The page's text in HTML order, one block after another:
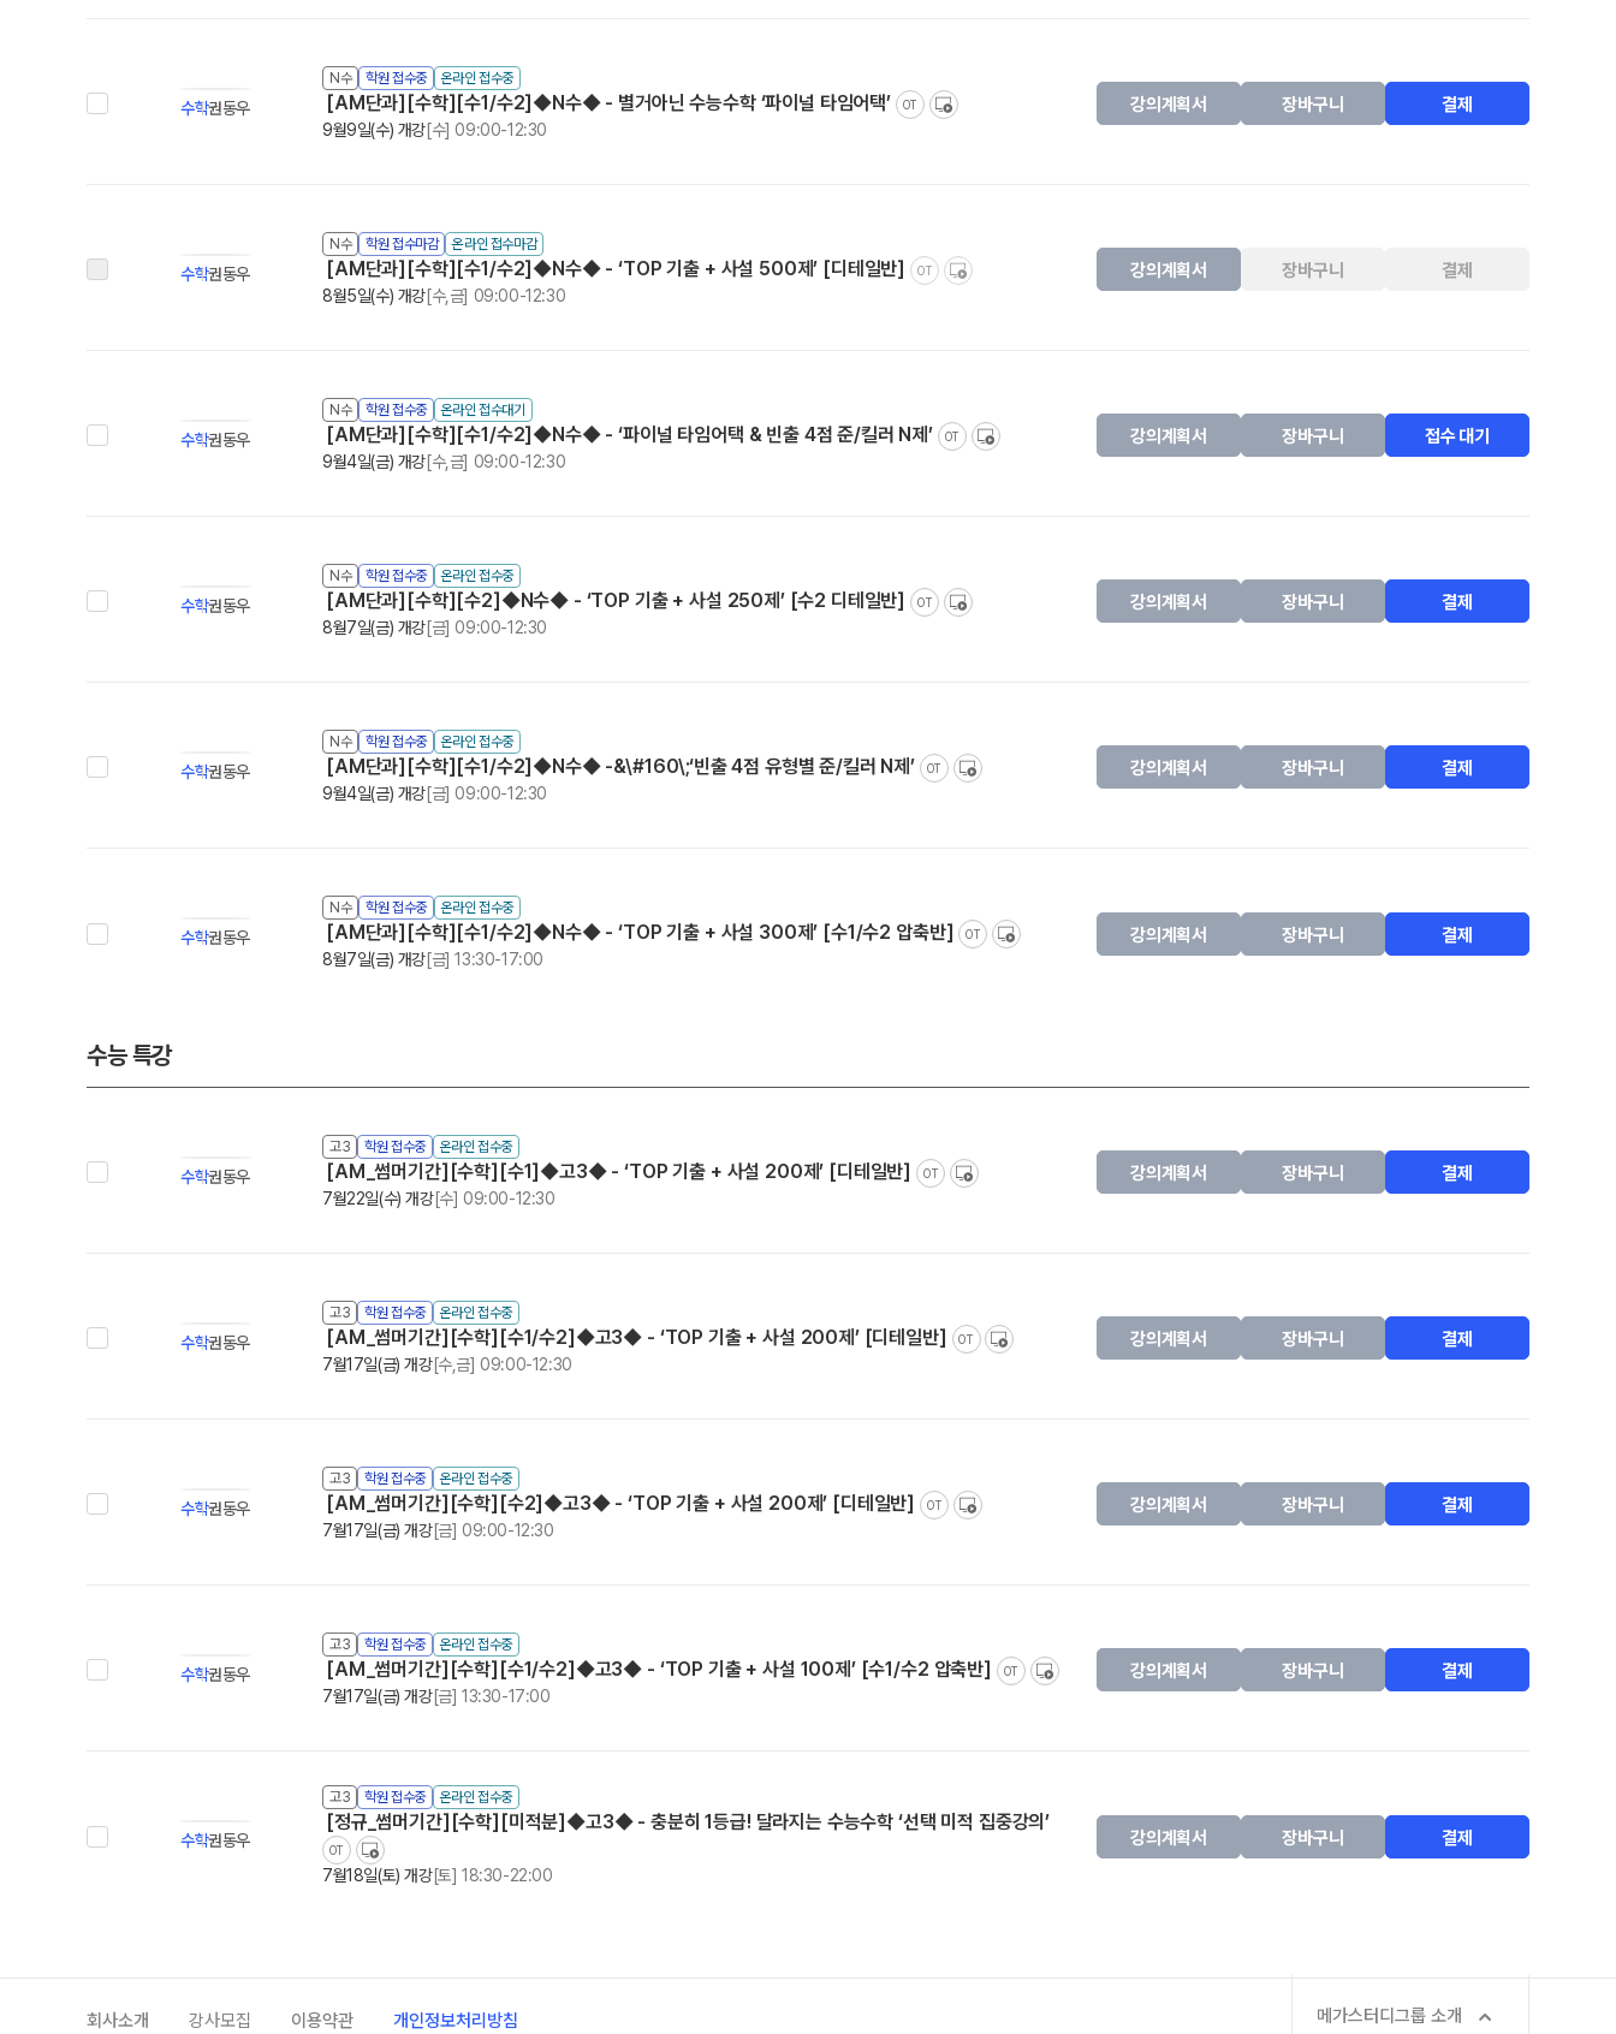
수학권동우
N수 학원 접수중 온라인 접수중
[AM단과][수학][수1/수2]◆N수◆ - 별거아닌 수능수학 ‘파이널 타임어택’ OT
9월9일(수) 개강[수] 09:00-12:30
강의계획서 장바구니 결제
수학권동우
N수 학원 접수마감 온라인 접수마감
[AM단과][수학][수1/수2]◆N수◆ - ‘TOP 기출 + 사설 500제’ [디테일반] OT
8월5일(수) 개강[수,금] 09:00-12:30
강의계획서 장바구니 결제
수학권동우
N수 학원 접수중 온라인 접수대기
[AM단과][수학][수1/수2]◆N수◆ - ‘파이널 타임어택 & 빈출 4점 준/킬러 N제’ OT
9월4일(금) 개강[수,금] 09:00-12:30
강의계획서 장바구니 접수 대기
수학권동우
N수 학원 접수중 온라인 접수중
[AM단과][수학][수2]◆N수◆ - ‘TOP 기출 + 사설 250제’ [수2 디테일반] OT
8월7일(금) 개강[금] 09:00-12:30
강의계획서 장바구니 결제
수학권동우
N수 학원 접수중 온라인 접수중
[AM단과][수학][수1/수2]◆N수◆ -&\#160\;‘빈출 4점 유형별 준/킬러 N제’ OT
9월4일(금) 개강[금] 09:00-12:30
강의계획서 장바구니 결제
수학권동우
N수 학원 접수중 온라인 접수중
[AM단과][수학][수1/수2]◆N수◆ - ‘TOP 기출 + 사설 300제’ [수1/수2 압축반] OT
8월7일(금) 개강[금] 13:30-17:00
강의계획서 장바구니 결제
수능 특강
수학권동우
고3 학원 접수중 온라인 접수중
[AM_썸머기간][수학][수1]◆고3◆ - ‘TOP 기출 + 사설 200제’ [디테일반] OT
7월22일(수) 개강[수] 09:00-12:30
강의계획서 장바구니 결제
수학권동우
고3 학원 접수중 온라인 접수중
[AM_썸머기간][수학][수1/수2]◆고3◆ - ‘TOP 기출 + 사설 200제’ [디테일반] OT
7월17일(금) 개강[수,금] 09:00-12:30
강의계획서 장바구니 결제
수학권동우
고3 학원 접수중 온라인 접수중
[AM_썸머기간][수학][수2]◆고3◆ - ‘TOP 기출 + 사설 200제’ [디테일반] OT
7월17일(금) 개강[금] 09:00-12:30
강의계획서 장바구니 결제
수학권동우
고3 학원 접수중 온라인 접수중
[AM_썸머기간][수학][수1/수2]◆고3◆ - ‘TOP 기출 + 사설 100제’ [수1/수2 압축반] OT
7월17일(금) 개강[금] 13:30-17:00
강의계획서 장바구니 결제
수학권동우
고3 학원 접수중 온라인 접수중
[정규_썸머기간][수학][미적분]◆고3◆ - 충분히 1등급! 달라지는 수능수학 ‘선택 미적 집중강의’
OT
7월18일(토) 개강[토] 18:30-22:00
강의계획서 장바구니 결제
회사소개 강사모집 이용약관 개인정보처리방침 메가스터디그룹 소개